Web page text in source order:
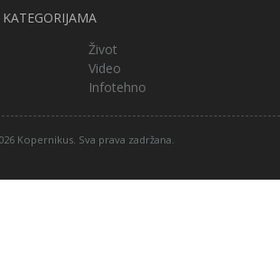
Život
Video
Infotehno
Kopernikus. Sva prava zadržana.